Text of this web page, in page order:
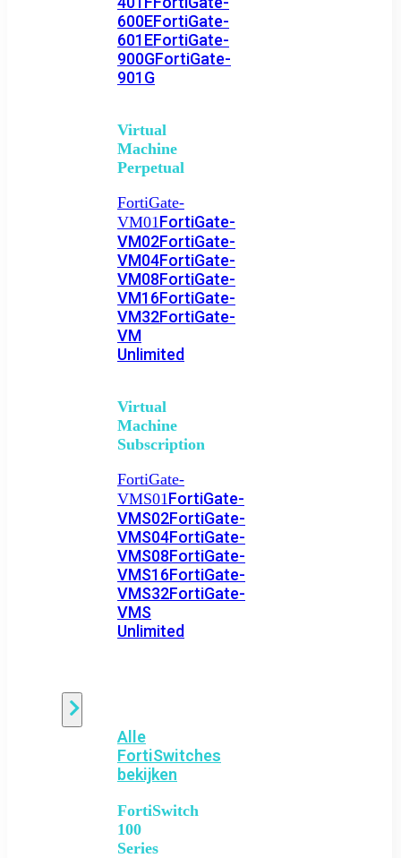
600EFortiGate-
601EFortiGate-
900GFortiGate-
901G
Virtual
Machine
Perpetual
FortiGate-
VM01FortiGate-
VM02FortiGate-
VM04FortiGate-
VM08FortiGate-
VM16FortiGate-
VM32FortiGate-
VM
Unlimited
Virtual
Machine
Subscription
FortiGate-
VMS01FortiGate-
VMS02FortiGate-
VMS04FortiGate-
VMS08FortiGate-
VMS16FortiGate-
VMS32FortiGate-
VMS
Unlimited
Alle
FortiSwitches
bekijken
FortiSwitch
100
Series